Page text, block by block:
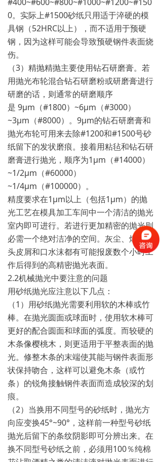
0。实际上#1500砂纸只用适于淬硬的模
具钢（52HRC以上），而不适用于预硬
钢，因为这样可能会导致预硬钢件表面烧
伤。
（3）精抛精抛主要使用钻石研磨膏。若
用抛光布轮混合钻石研磨粉或研磨膏进行
研磨的话，则通常的研磨顺序
是 9μm（#1800）~6μm（#3000）
~3μm（#8000）。9μm的钻石研磨膏和
抛光布轮可用来去除#1200和#1500号砂
纸留下的发状磨痕。接着用粘毡和钻石研
磨膏进行抛光，顺序为1μm（#14000）
~1/2μm（#60000）
~1/4μm（#100000）。
精度要求在1μm以上（包括1μm）的抛
光工艺在模具加工车间中一个清洁的抛光
室内即可进行。若进行更加精密的抛光则
必需一个绝对洁净的空间。灰尘、烟雾，
头皮屑和口水沫都有可能报废数个小时工
作后得到的高精密抛光表面。
2.2机械抛光中要注意的问题
用砂纸抛光应注意以下几点：
（1）用砂纸抛光需要利用软的木棒或竹
棒。在抛光圆面或球面时，使用软木棒可
更好的配合圆面和球面的弧度。而较硬的
木条像樱桃木，则更适用于平整表面的抛
光。修整木条的末端使其能与钢件表面形
状保持吻合，这样可以避免木条（或竹
条）的锐角接触钢件表面而造成较深的划
痕。
（2）当换用不同型号的砂纸时，抛光方
向应变换45°~90°，这样前一种型号砂纸
抛光后留下的条纹阴影即可分辨出来。在
换不同型号砂纸之前，必须用100％纯棉